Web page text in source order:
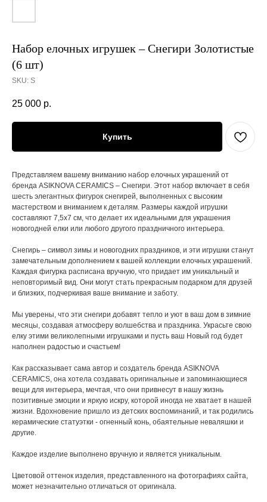
Набор елочных игрушек – Снегири Золотистые
(6 шт)
SKU: S
25 000 р.
Купить
Представляем вашему вниманию набор елочных украшений от
бренда ASIKNOVA CERAMICS – Снегири. Этот набор включает в себя
шесть элегантных фигурок снегирей, выполненных с высоким
мастерством и вниманием к деталям. Размеры каждой игрушки
составляют 7,5х7 см, что делает их идеальными для украшения
новогодней елки или любого другого праздничного интерьера.
Снегирь – символ зимы и новогодних праздников, и эти игрушки станут
замечательным дополнением к вашей коллекции елочных украшений.
Каждая фигурка расписана вручную, что придает им уникальный и
неповторимый вид. Они могут стать прекрасным подарком для друзей
и близких, подчеркивая ваше внимание и заботу.
Мы уверены, что эти снегири добавят тепло и уют в ваш дом в зимние
месяцы, создавая атмосферу волшебства и праздника. Украсьте свою
елку этими великолепными игрушками и пусть ваш Новый год будет
наполнен радостью и счастьем!
Как рассказывает сама автор и создатель бренда ASIKNOVA
CERAMICS, она хотела создавать оригинальные и запоминающиеся
вещи для интерьера, мечтая, что они привнесут в нашу жизнь
позитивные эмоции и яркую искру, которой иногда не хватает в нашей
жизни. Вдохновение пришло из детских воспоминаний, и так родились
керамические статуэтки - огненный конь, обаятельные неваляшки и
другие.
Каждое изделие выполнено вручную и является уникальным.
Цветовой оттенок изделия, представленного на фотографиях сайта,
может незначительно отличаться от оригинала.